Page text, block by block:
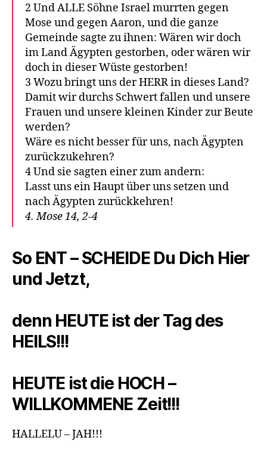
2 Und ALLE Söhne Israel murrten gegen
Mose und gegen Aaron, und die ganze
Gemeinde sagte zu ihnen: Wären wir doch
im Land Ägypten gestorben, oder wären wir
doch in dieser Wüste gestorben!
3 Wozu bringt uns der HERR in dieses Land?
Damit wir durchs Schwert fallen und unsere
Frauen und unsere kleinen Kinder zur Beute
werden?
Wäre es nicht besser für uns, nach Ägypten
zurückzukehren?
4 Und sie sagten einer zum andern:
Lasst uns ein Haupt über uns setzen und
nach Ägypten zurückkehren!
4. Mose 14, 2-4
So ENT – SCHEIDE Du Dich Hier
und Jetzt,
denn HEUTE ist der Tag des
HEILS!!!
HEUTE ist die HOCH –
WILLKOMMENE Zeit!!!
HALLELU – JAH!!!